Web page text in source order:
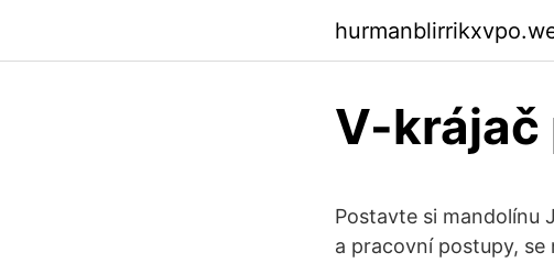
V-krájač
Postavte si mandolínu
a pracovní postupy,